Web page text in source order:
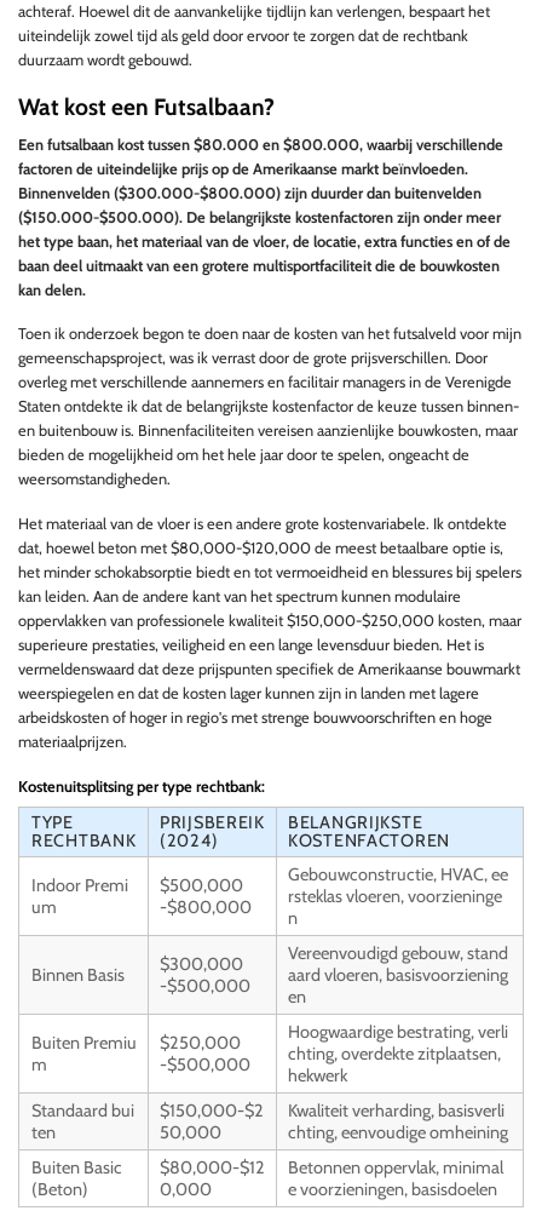
achteraf. Hoewel dit de aanvankelijke tijdlijn kan verlengen, bespaart het
uiteindelijk zowel tijd als geld door ervoor te zorgen dat de rechtbank
duurzaam wordt gebouwd.
Wat kost een Futsalbaan?
Een futsalbaan kost tussen $80.000 en $800.000, waarbij verschillende
factoren de uiteindelijke prijs op de Amerikaanse markt beïnvloeden.
Binnenvelden ($300.000-$800.000) zijn duurder dan buitenvelden
($150.000-$500.000). De belangrijkste kostenfactoren zijn onder meer
het type baan, het materiaal van de vloer, de locatie, extra functies en of de
baan deel uitmaakt van een grotere multisportfaciliteit die de bouwkosten
kan delen.
Toen ik onderzoek begon te doen naar de kosten van het futsalveld voor mijn
gemeenschapsproject, was ik verrast door de grote prijsverschillen. Door
overleg met verschillende aannemers en facilitair managers in de Verenigde
Staten ontdekte ik dat de belangrijkste kostenfactor de keuze tussen binnen-
en buitenbouw is. Binnenfaciliteiten vereisen aanzienlijke bouwkosten, maar
bieden de mogelijkheid om het hele jaar door te spelen, ongeacht de
weersomstandigheden.
Het materiaal van de vloer is een andere grote kostenvariabele. Ik ontdekte
dat, hoewel beton met $80,000-$120,000 de meest betaalbare optie is,
het minder schokabsorptie biedt en tot vermoeidheid en blessures bij spelers
kan leiden. Aan de andere kant van het spectrum kunnen modulaire
oppervlakken van professionele kwaliteit $150,000-$250,000 kosten, maar
superieure prestaties, veiligheid en een lange levensduur bieden. Het is
vermeldenswaard dat deze prijspunten specifiek de Amerikaanse bouwmarkt
weerspiegelen en dat de kosten lager kunnen zijn in landen met lagere
arbeidskosten of hoger in regio's met strenge bouwvoorschriften en hoge
materiaalprijzen.
Kostenuitsplitsing per type rechtbank:
TYPE
RECHTBANK
PRIJSBEREIK
(2024)
BELANGRIJKSTE
KOSTENFACTOREN
Indoor Premi
um
$500,000
-$800,000
Gebouwconstructie, HVAC, ee
rsteklas vloeren, voorzieninge
n
Binnen Basis
$300,000
-$500,000
Vereenvoudigd gebouw, stand
aard vloeren, basisvoorziening
en
Buiten Premiu
m
$250,000
-$500,000
Hoogwaardige bestrating, verli
chting, overdekte zitplaatsen,
hekwerk
Standaard bui
ten
$150,000-$2
50,000
Kwaliteit verharding, basisverli
chting, eenvoudige omheining
Buiten Basic
(Beton)
$80,000-$12
0,000
Betonnen oppervlak, minimal
e voorzieningen, basisdoelen